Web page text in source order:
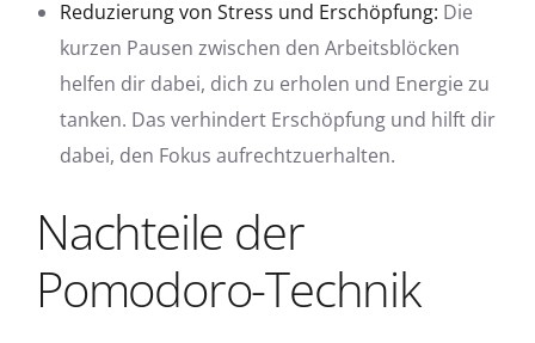
Reduzierung von Stress und Erschöpfung: Die
kurzen Pausen zwischen den Arbeitsblöcken
helfen dir dabei, dich zu erholen und Energie zu
tanken. Das verhindert Erschöpfung und hilft dir
dabei, den Fokus aufrechtzuerhalten.
Nachteile der
Pomodoro-Technik